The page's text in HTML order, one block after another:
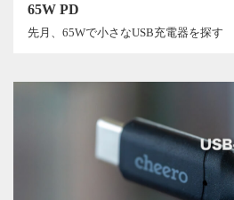
65W PD
先月、65Wで小さなUSB充電器を探